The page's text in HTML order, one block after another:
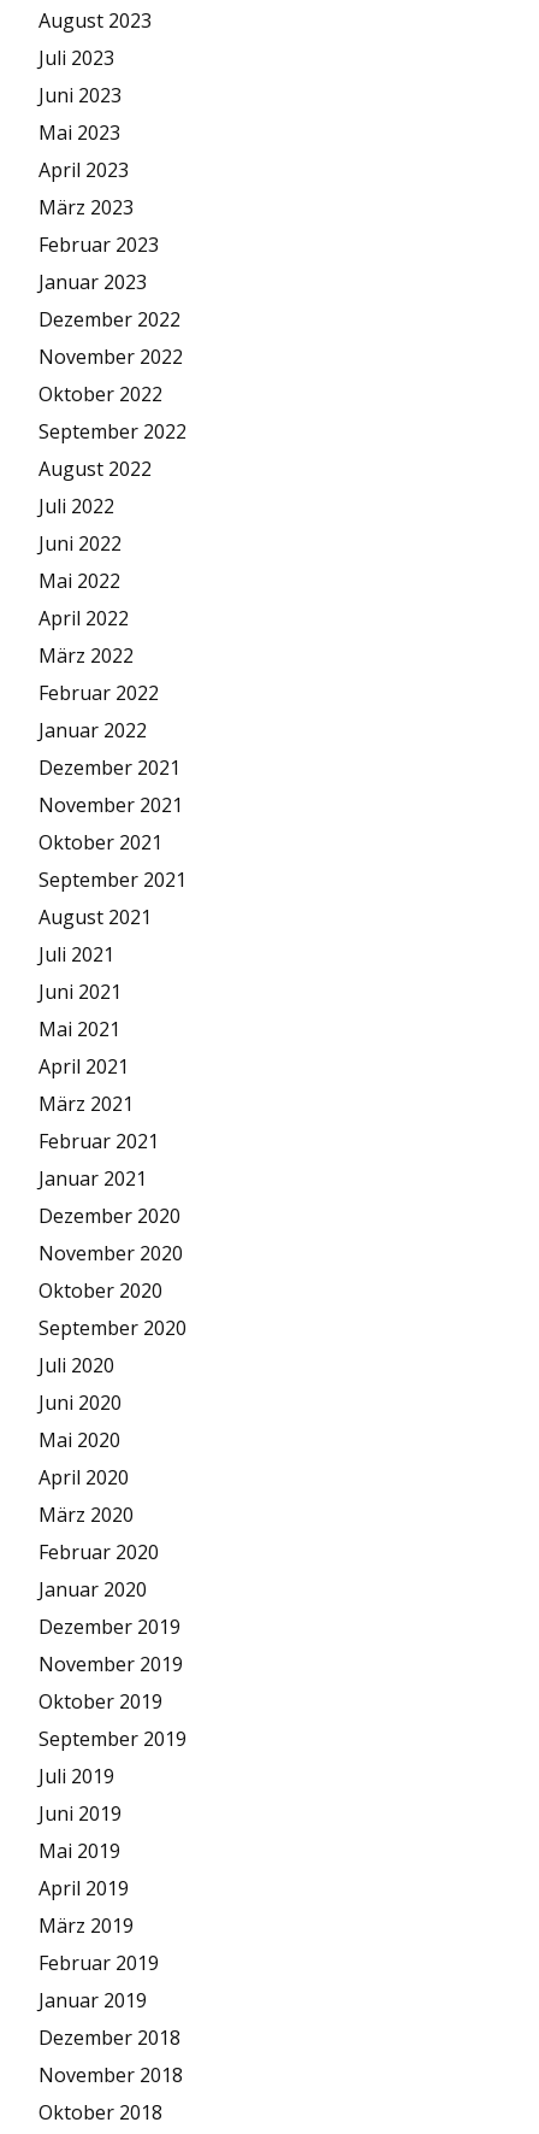
August 2023
Juli 2023
Juni 2023
Mai 2023
April 2023
März 2023
Februar 2023
Januar 2023
Dezember 2022
November 2022
Oktober 2022
September 2022
August 2022
Juli 2022
Juni 2022
Mai 2022
April 2022
März 2022
Februar 2022
Januar 2022
Dezember 2021
November 2021
Oktober 2021
September 2021
August 2021
Juli 2021
Juni 2021
Mai 2021
April 2021
März 2021
Februar 2021
Januar 2021
Dezember 2020
November 2020
Oktober 2020
September 2020
Juli 2020
Juni 2020
Mai 2020
April 2020
März 2020
Februar 2020
Januar 2020
Dezember 2019
November 2019
Oktober 2019
September 2019
Juli 2019
Juni 2019
Mai 2019
April 2019
März 2019
Februar 2019
Januar 2019
Dezember 2018
November 2018
Oktober 2018